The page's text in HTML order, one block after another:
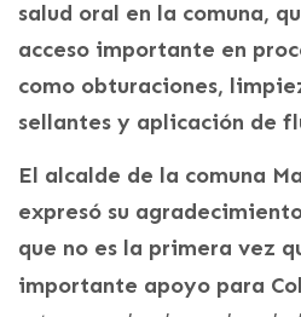
salud oral en la comuna,
acceso importante en
como obturaciones,
sellantes y aplicación de
El alcalde de la comuna
expresó su
que no es la primera vez
importante apoyo para